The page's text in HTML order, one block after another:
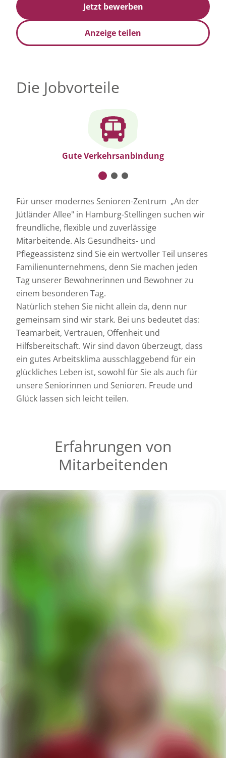
Jetzt bewerben
Anzeige teilen
Die Jobvorteile
Gute Verkehrsanbindung
Für unser modernes Senioren-Zentrum „An der
Jütländer Allee" in Hamburg-Stellingen suchen wir
freundliche, flexible und zuverlässige
Mitarbeitende. Als Gesundheits- und
Pflegeassistenz sind Sie ein wertvoller Teil unseres
Familienunternehmens, denn Sie machen jeden
Tag unserer Bewohnerinnen und Bewohner zu
einem besonderen Tag.
Natürlich stehen Sie nicht allein da, denn nur
gemeinsam sind wir stark. Bei uns bedeutet das:
Teamarbeit, Vertrauen, Offenheit und
Hilfsbereitschaft. Wir sind davon überzeugt, dass
ein gutes Arbeitsklima ausschlaggebend für ein
glückliches Leben ist, sowohl für Sie als auch für
unsere Seniorinnen und Senioren. Freude und
Glück lassen sich leicht teilen.
Erfahrungen von
Mitarbeitenden